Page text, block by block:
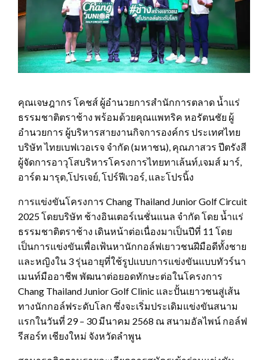
คุณเจษฎากร โคชส์ ผู้อำนวยการสำนักการตลาด น้ำแร่
ธรรมชาติตราช้าง พร้อมด้วยคุณแพทริค หอรัตนชัย ผู้
อำนวยการ ผู้บริหารสายงานกิจการองค์กร ประเทศไทย
บริษัท ไทยเบฟเวอเรจ จำกัด (มหาชน), คุณภาสวร ปีตรังสี
ผู้จัดการอาวุโสบริหารโครงการไทยทาเล้นท์,เจมส์ มาร์,
อาร์ต มารุต,โปรเจย์, โปร์ฟีเวอร์, และโปรนิ้ง
การแข่งขันโครงการ Chang Thailand Junior Golf Circuit
2025 โดยบริษัท ช้างอินเตอร์เนชั่นแนล จำกัด โดย น้ำแร่
ธรรมชาติตราช้าง เดินหน้าต่อเนื่องมาเป็นปีที่ 11 โดย
เป็นการแข่งขันเพื่อเฟ้นหานักกอล์ฟเยาวชนฝีมือดีทั้งชาย
และหญิงใน 3 รุ่นอายุที่ใช้รูปแบบการแข่งขันแบบทัวร์นา
เมนท์มืออาชีพ พัฒนาต่อยอดทักษะต่อในโครงการ
Chang Thailand Junior Golf Clinic และปั้นเยาวชนสู่เส้น
ทางนักกอล์ฟระดับโลก ซึ่งจะเริ่มประเดิมแข่งขันสนาม
แรกในวันที่ 29 – 30 มีนาคม 2568 ณ สนามอัลไพน์ กอล์ฟ
รีสอร์ท เชียงใหม่ จังหวัดลำพูน